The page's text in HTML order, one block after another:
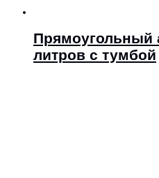
Прямоугольный
литров с тумбой